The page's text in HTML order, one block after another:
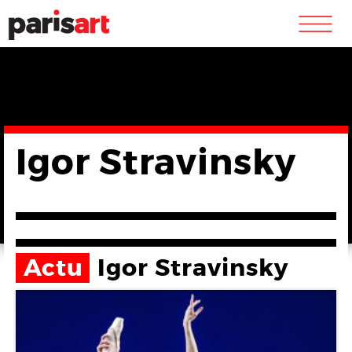
m
Igor Stravinsky
Actu Igor Stravinsky